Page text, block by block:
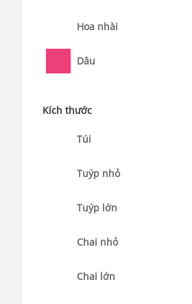
Hoa nhài
Dâu
Kích thước
Túi
Tuýp nhỏ
Tuýp lớn
Chai nhỏ
Chai lớn